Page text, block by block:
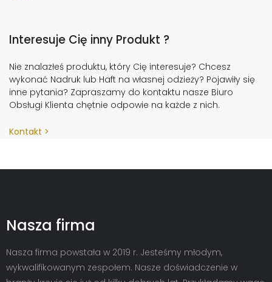
Interesuje Cię inny Produkt ?
Nie znalazłeś produktu, który Cię interesuje? Chcesz
wykonać Nadruk lub Haft na własnej odzieży? Pojawiły się
inne pytania? Zapraszamy do kontaktu nasze Biuro
Obsługi Klienta chętnie odpowie na każde z nich.
Kontakt
Nasza firma
Nasza firma powstała w 2019 r. Jesteśmy młodym,
wykwalifikowanym zespołem. Nasze doświadczenie w